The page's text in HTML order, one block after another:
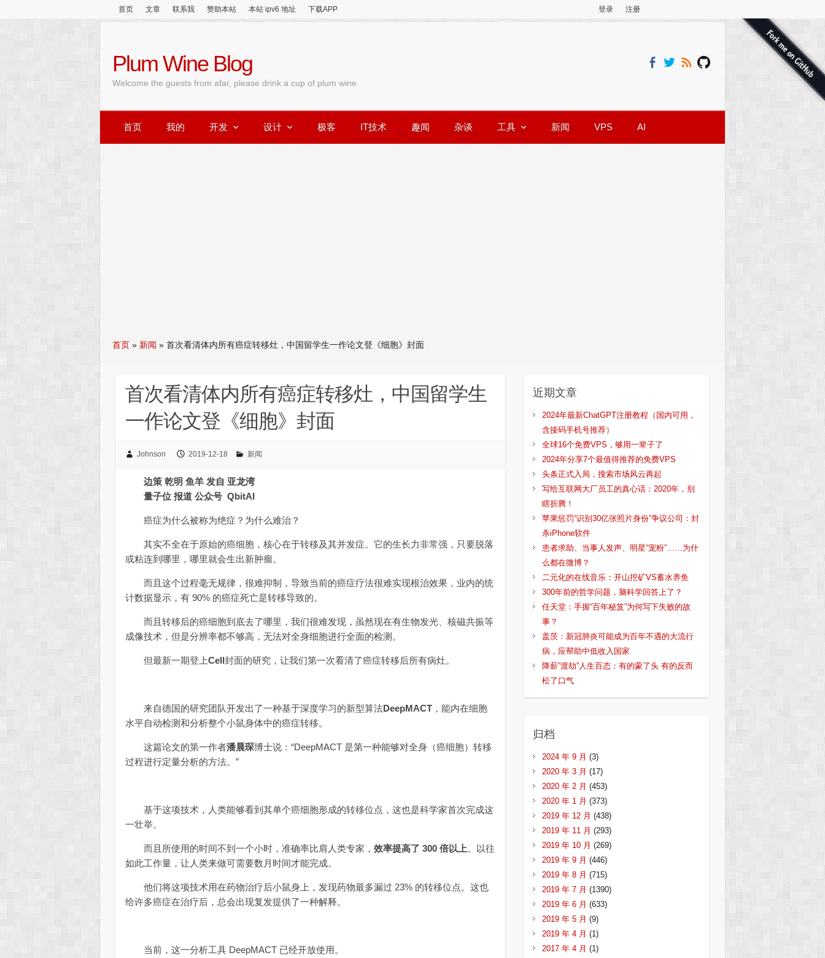
首页 文章 联系我 赞助本站 本站 ipv6 地址 下载APP 登录 注册
Plum Wine Blog
Welcome the guests from afar, please drink a cup of plum wine
首页 我的 开发 设计 极客 IT技术 趣闻 杂谈 工具 新闻 VPS AI
首页 » 新闻 » 首次看清体内所有癌症转移灶，中国留学生一作论文登《细胞》封面
首次看清体内所有癌症转移灶，中国留学生
一作论文登《细胞》封面
Johnson 2019-12-18 新闻
边策 乾明 鱼羊 发自 亚龙湾
量子位 报道 公众号 QbitAI
癌症为什么被称为绝症？为什么难治？
其实不全在于原始的癌细胞，核心在于转移及其并发症。它的生长力非常强，只要脱落
或粘连到哪里，哪里就会生出新肿瘤。
而且这个过程毫无规律，很难抑制，导致当前的癌症疗法很难实现根治效果，业内的统
计数据显示，有 90% 的癌症死亡是转移导致的。
而且转移后的癌细胞到底去了哪里，我们很难发现，虽然现在有生物发光、核磁共振等
成像技术，但是分辨率都不够高，无法对全身细胞进行全面的检测。
但最新一期登上Cell封面的研究，让我们第一次看清了癌症转移后所有病灶。
来自德国的研究团队开发出了一种基于深度学习的新型算法DeepMACT ，能内在细胞
水平自动检测和分析整个小鼠身体中的癌症转移。
这篇论文的第一作者潘晨琛博士说：“DeepMACT 是第一种能够对全身（癌细胞）转移
过程进行定量分析的方法。”
基于这项技术，人类能够看到其单个癌细胞形成的转移位点，这也是科学家首次完成这
一壮举。
而且所使用的时间不到一个小时，准确率比肩人类专家，效率提高了 300 倍以上。以往
如此工作量，让人类来做可需要数月时间才能完成。
他们将这项技术用在药物治疗后小鼠身上，发现药物最多漏过 23% 的转移位点。这也
给许多癌症在治疗后，总会出现复发提供了一种解释。
当前，这一分析工具 DeepMACT 已经开放使用。
近期文章
2024年最新ChatGPT注册教程（国内可用，
含接码手机号推荐）
全球16个免费VPS，够用一辈子了
2024年分享7个最值得推荐的免费VPS
头条正式入局，搜索市场风云再起
写给互联网大厂员工的真心话：2020年，别
瞎折腾！
苹果惩罚“识别30亿张照片身份”争议公司：封
杀iPhone软件
患者求助、当事人发声、明星“宠粉”……为什
么都在微博？
二元化的在线音乐：开山挖矿VS蓄水养鱼
300年前的哲学问题，脑科学回答上了？
任天堂：手握“百年秘笈”为何写下失败的故
事？
盖茨：新冠肺炎可能成为百年不遇的大流行
病，应帮助中低收入国家
降薪“渡劫”人生百态：有的蒙了头 有的反而
松了口气
归档
2024 年 9 月 (3)
2020 年 3 月 (17)
2020 年 2 月 (453)
2020 年 1 月 (373)
2019 年 12 月 (438)
2019 年 11 月 (293)
2019 年 10 月 (269)
2019 年 9 月 (446)
2019 年 8 月 (715)
2019 年 7 月 (1390)
2019 年 6 月 (633)
2019 年 5 月 (9)
2019 年 4 月 (1)
2017 年 4 月 (1)